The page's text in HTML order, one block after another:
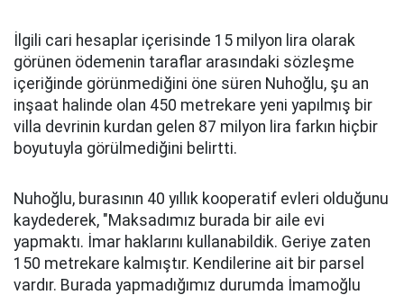
İlgili cari hesaplar içerisinde 15 milyon lira olarak
görünen ödemenin taraflar arasındaki sözleşme
içeriğinde görünmediğini öne süren Nuhoğlu, şu an
inşaat halinde olan 450 metrekare yeni yapılmış bir
villa devrinin kurdan gelen 87 milyon lira farkın hiçbir
boyutuyla görülmediğini belirtti.
Nuhoğlu, burasının 40 yıllık kooperatif evleri olduğunu
kaydederek, "Maksadımız burada bir aile evi
yapmaktı. İmar haklarını kullanabildik. Geriye zaten
150 metrekare kalmıştır. Kendilerine ait bir parsel
vardır. Burada yapmadığımız durumda İmamoğlu